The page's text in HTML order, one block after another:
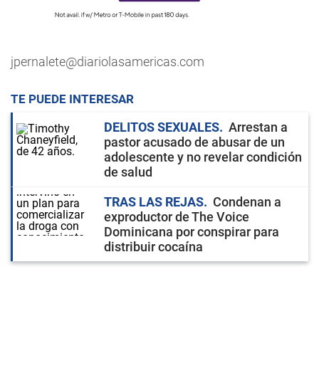
jpernalete@diariolasamericas.com
TE PUEDE INTERESAR
DELITOS SEXUALES
Arrestan a
pastor acusado de abusar de un
adolescente y no revelar condición
de salud
TRAS LAS REJAS
Condenan a
exproductor de The Voice
Dominicana por conspirar para
distribuir cocaína